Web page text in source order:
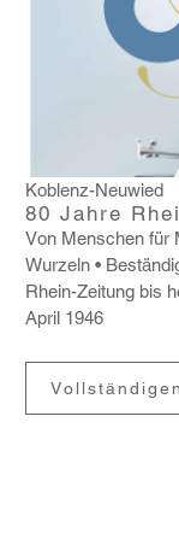
Koblenz-Neuwied
80 Jahre
Von Menschen für
Wurzeln
Rhein-Zeitung bis
April 1946